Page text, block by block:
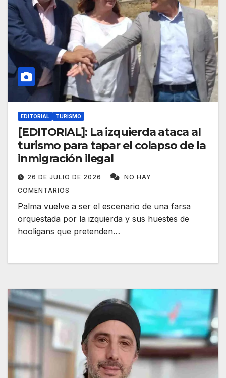
EDITORIAL TURISMO
[EDITORIAL]: La izquierda ataca al
turismo para tapar el colapso de la
inmigración ilegal
26 DE JULIO DE 2026
NO HAY
COMENTARIOS
Palma vuelve a ser el escenario de una farsa
orquestada por la izquierda y sus huestes de
hooligans que pretenden…